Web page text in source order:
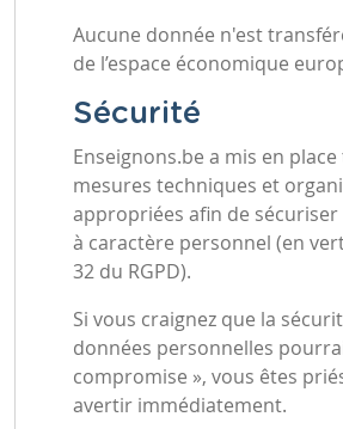
Aucune donnée n'est
de l’espace économique
Sécurité
Enseignons.be a mis en
mesures techniques et
appropriées afin de sécuriser
à caractère personnel (en
32 du RGPD).
Si vous craignez que la
données personnelles
compromise », vous êtes
avertir immédiatement.